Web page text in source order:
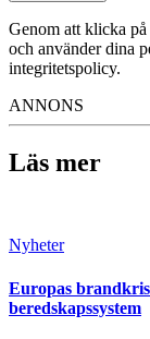
Genom att klicka
och använder dina
integritetspolicy.
ANNONS
Läs mer
Nyheter
Europas
beredskapssystem